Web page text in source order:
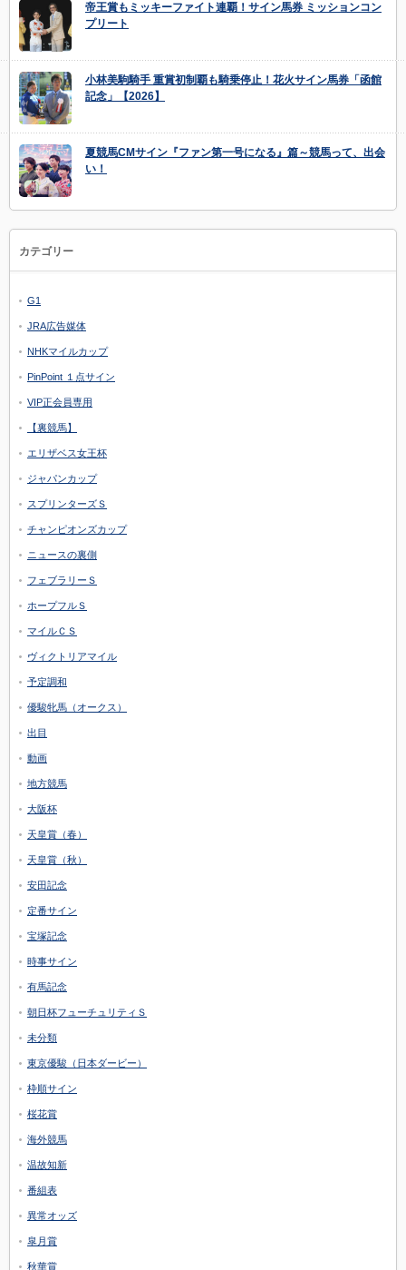
帝王賞もミッキーファイト連覇！サイン馬券 ミッションコン
プリート
小林美駒騎手 重賞初制覇も騎乗停止！花火サイン馬券「函館
記念」【2026】
夏競馬CMサイン『ファン第一号になる』篇～競馬って、出会
い！
カテゴリー
G1
JRA広告媒体
NHKマイルカップ
PinPoint １点サイン
VIP正会員専用
【裏競馬】
エリザベス女王杯
ジャパンカップ
スプリンターズＳ
チャンピオンズカップ
ニュースの裏側
フェブラリーＳ
ホープフルＳ
マイルＣＳ
ヴィクトリアマイル
予定調和
優駿牝馬（オークス）
出目
動画
地方競馬
大阪杯
天皇賞（春）
天皇賞（秋）
安田記念
定番サイン
宝塚記念
時事サイン
有馬記念
朝日杯フューチュリティＳ
未分類
東京優駿（日本ダービー）
枠順サイン
桜花賞
海外競馬
温故知新
番組表
異常オッズ
皐月賞
秋華賞